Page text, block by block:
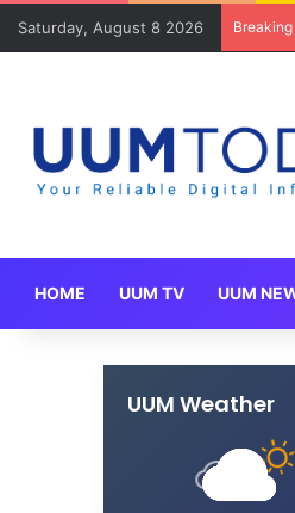
Saturday, August 8 2026
HOME UUM TV UUM
UUM Weather